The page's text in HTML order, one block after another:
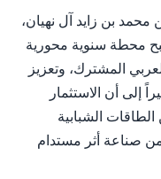
محمد بن زايد آل نهيان،
محطة سنوية محورية
المشترك، وتعزيز
إلى أن الاستثمار
الشبابية
من صناعة أثر مستدام